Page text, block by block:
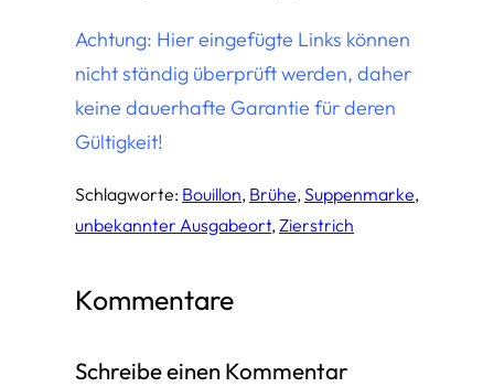
Achtung: Hier eingefügte Links können
nicht ständig überprüft werden, daher
keine dauerhafte Garantie für deren
Gültigkeit!
Schlagworte: Bouillon, Brühe, Suppenmarke
unbekannter Ausgabeort, Zierstrich
Kommentare
Schreibe einen Kommentar